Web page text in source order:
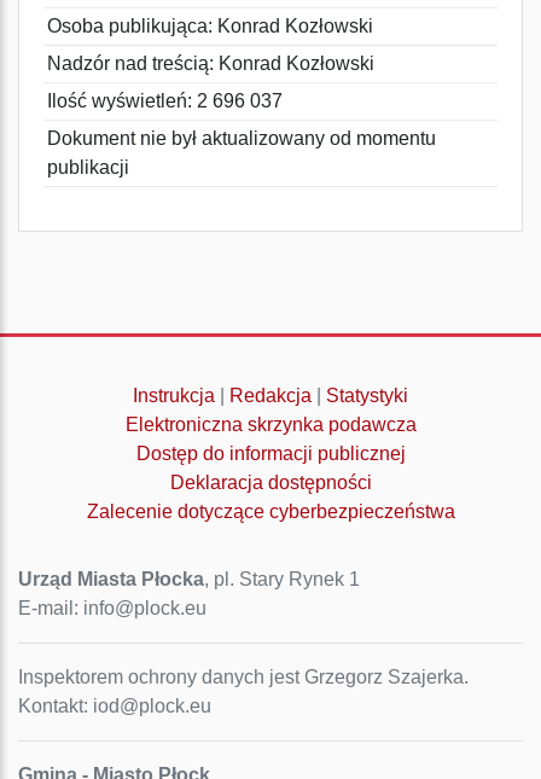
Osoba publikująca: Konrad Kozłowski
Nadzór nad treścią: Konrad Kozłowski
Ilość wyświetleń: 2 696 037
Dokument nie był aktualizowany od momentu
publikacji
Instrukcja Redakcja
Statystyki
Elektroniczna skrzynka podawcza
Dostęp do informacji publicznej
Deklaracja dostępności
Zalecenie dotyczące cyberbezpieczeństwa
Urząd Miasta Płocka, pl. Stary Rynek 1
E-mail: info@plock.eu
Inspektorem ochrony danych jest Grzegorz Szajerka.
Kontakt: iod@plock.eu
Gmina - Miasto Płock